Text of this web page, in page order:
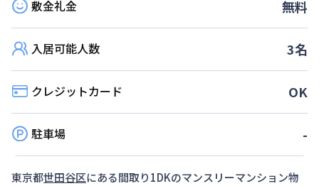
敷金礼金 無料
入居可能人数 3名
クレジットカード OK
駐車場 -
東京都世田谷区にある間取り1DKのマンスリーマンション物